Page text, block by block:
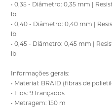
• 0,35 - Diâmetro: 0,35 mm |
lb
• 0,40 - Diâmetro: 0,40 mm |
lb
• 0,45 - Diâmetro: 0,45 mm |
lb
Informações gerais:
• Material: BRAID (fibras de
• Fios: 9 trançados
• Metragem: 150 m